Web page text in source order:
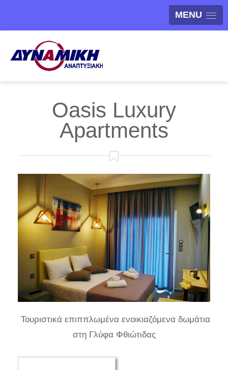
MENU
Oasis Luxury
Apartments
Τουριστικά επιππλωμένα ενοικιαζόμενα δωμάτια
στη Γλύφα Φθιώτιδας